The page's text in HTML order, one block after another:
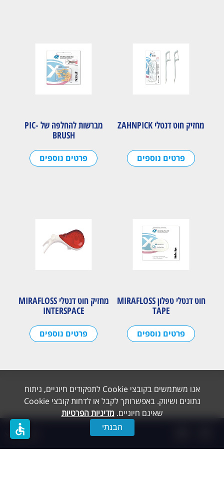
אנו משתמשים בקובצי Cookie לתפקודים חיוניים, ניתוח
נתונים ושיווק. באפשרותך לקבל או לדחות קובצי Cookie
שאינם חיוניים. מדיניות הפרטיות
הבנתי
מחזיק חוט דנטלי ZAHNPICK
פרטים נוספים
מברשות להחלפה של PIC-
BRUSH
פרטים נוספים
חוט דנטלי טפלון MIRAFLOSS
TAPE
פרטים נוספים
מחזיק חוט דנטלי MIRAFLOSS
INTERSPACE
פרטים נוספים
accessible